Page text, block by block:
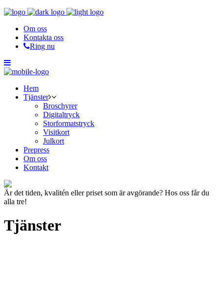
Om oss
Kontakta oss
Ring nu
Hem
Tjänster
Broschyrer
Digitaltryck
Storformatstryck
Visitkort
Julkort
Prepress
Om oss
Kontakt
Är det tiden, kvalitén eller priset som är avgörande? Hos oss får du
alla tre!
Tjänster